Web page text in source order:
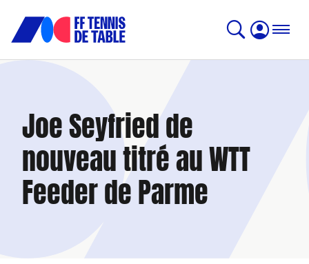
Joe Seyfried de
nouveau titré au WTT
Feeder de Parme